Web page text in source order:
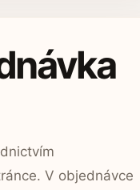
V objednávce